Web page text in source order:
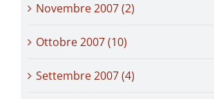
Novembre 2007 (2)
Ottobre 2007 (10)
Settembre 2007 (4)